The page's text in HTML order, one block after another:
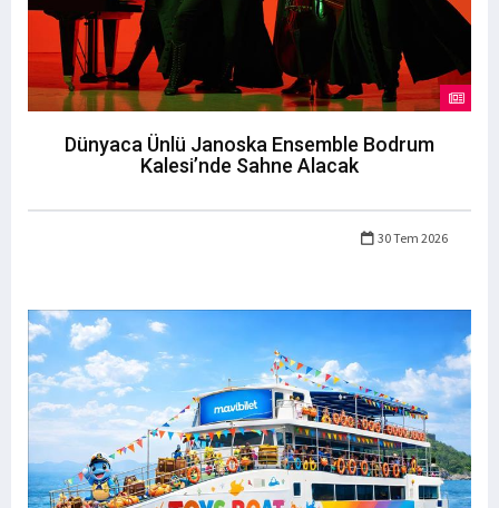
Dünyaca Ünlü Janoska Ensemble Bodrum
Kalesi’nde Sahne Alacak
30 Tem 2026